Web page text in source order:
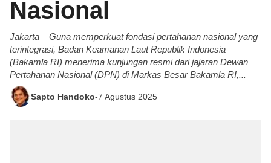
Nasional
Jakarta – Guna memperkuat fondasi pertahanan nasional yang
terintegrasi, Badan Keamanan Laut Republik Indonesia
(Bakamla RI) menerima kunjungan resmi dari jajaran Dewan
Pertahanan Nasional (DPN) di Markas Besar Bakamla RI,...
Sapto Handoko-7 Agustus 2025